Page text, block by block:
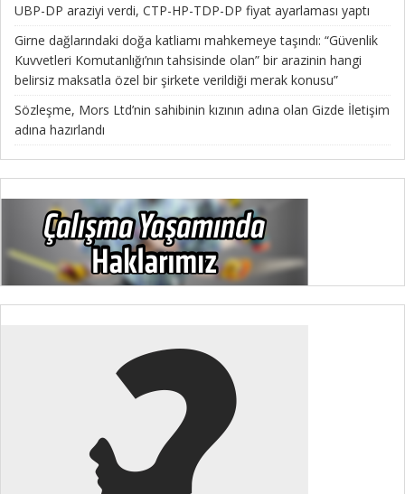
UBP-DP araziyi verdi, CTP-HP-TDP-DP fiyat ayarlaması yaptı
Girne dağlarındaki doğa katliamı mahkemeye taşındı: “Güvenlik
Kuvvetleri Komutanlığı’nın tahsisinde olan” bir arazinin hangi
belirsiz maksatla özel bir şirkete verildiği merak konusu”
Sözleşme, Mors Ltd’nin sahibinin kızının adına olan Gizde İletişim
adına hazırlandı